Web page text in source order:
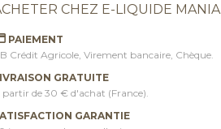
CHEZ E-LIQUIDE MANIA
PAIEMENT
Crédit Agricole, Virement bancaire, Chèque.
GRATUITE
partir de 30 € d'achat (France).
GARANTIE